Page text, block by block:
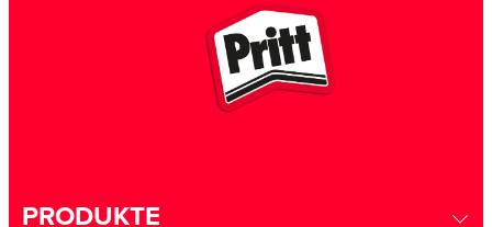
PRODUKTE